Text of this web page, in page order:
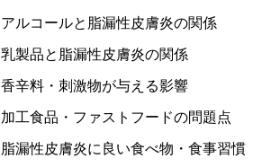
アルコールと脂漏性皮膚炎の関係
乳製品と脂漏性皮膚炎の関係
香辛料・刺激物が与える影響
加工食品・ファストフードの問題点
脂漏性皮膚炎に良い食べ物・食事習慣